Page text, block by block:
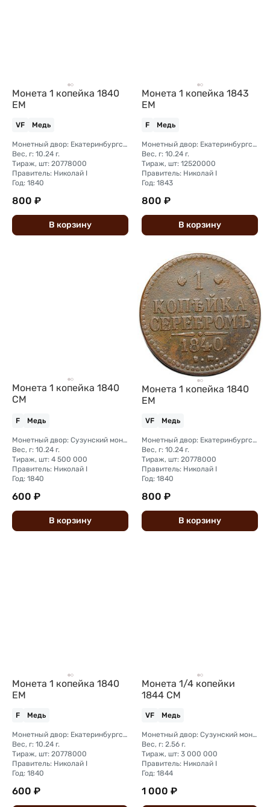
Монета 1 копейка 1840
ЕМ
VF Медь
Монетный двор: Екатеринбургский монетный двор
Вес, г: 10.24 г.
Тираж, шт: 20778000
Правитель: Николай I
Год: 1840
800 ₽
В корзину
Монета 1 копейка 1843
ЕМ
F Медь
Монетный двор: Екатеринбургский монетный двор
Вес, г: 10.24 г.
Тираж, шт: 12520000
Правитель: Николай I
Год: 1843
800 ₽
В корзину
Монета 1 копейка 1840
СМ
F Медь
Монетный двор: Сузунский монетный двор (Сибирь)
Вес, г: 10.24 г.
Тираж, шт: 4 500 000
Правитель: Николай I
Год: 1840
600 ₽
В корзину
Монета 1 копейка 1840
ЕМ
VF Медь
Монетный двор: Екатеринбургский монетный двор
Вес, г: 10.24 г.
Тираж, шт: 20778000
Правитель: Николай I
Год: 1840
800 ₽
В корзину
Монета 1 копейка 1840
ЕМ
F Медь
Монетный двор: Екатеринбургский монетный двор
Вес, г: 10.24 г.
Тираж, шт: 20778000
Правитель: Николай I
Год: 1840
600 ₽
Монета 1/4 копейки
1844 СМ
VF Медь
Монетный двор: Сузунский монетный двор (Сибирь)
Вес, г: 2.56 г.
Тираж, шт: 3 000 000
Правитель: Николай I
Год: 1844
1 000 ₽